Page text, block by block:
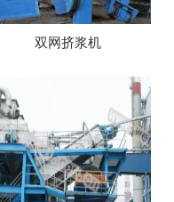
双网挤浆机